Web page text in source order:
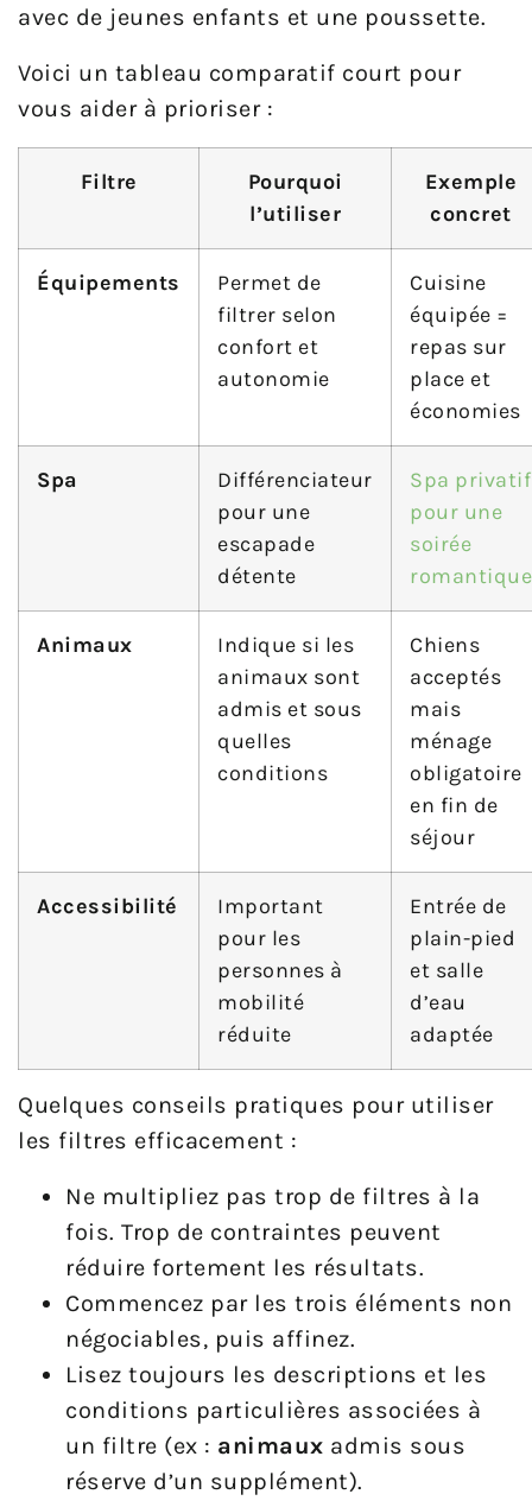
avec de jeunes enfants et une poussette.
Voici un tableau comparatif court pour
vous aider à prioriser :
Filtre
Pourquoi
l’utiliser
Exemple
concret
Équipements
Permet de
filtrer selon
confort et
autonomie
Cuisine
équipée =
repas sur
place et
économies
Spa
Différenciateur
pour une
escapade
détente
Spa privatif
pour une
soirée
romantique
Animaux
Indique si les
animaux sont
admis et sous
quelles
conditions
Chiens
acceptés
mais
ménage
obligatoire
en fin de
séjour
Accessibilité
Important
pour les
personnes à
mobilité
réduite
Entrée de
plain-pied
et salle
d’eau
adaptée
Quelques conseils pratiques pour utiliser
les filtres efficacement :
Ne multipliez pas trop de filtres à la
fois. Trop de contraintes peuvent
réduire fortement les résultats.
Commencez par les trois éléments non
négociables, puis affinez.
Lisez toujours les descriptions et les
conditions particulières associées à
un filtre (ex : animaux admis sous
réserve d’un supplément).